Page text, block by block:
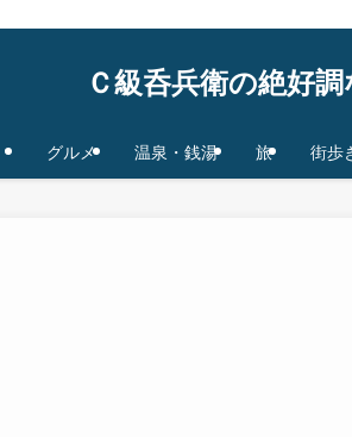
Ｃ級呑兵衛の絶好
グルメ 温泉・銭湯 旅 街歩